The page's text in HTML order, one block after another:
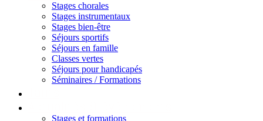
Stages chorales
Stages instrumentaux
Stages bien-être
Séjours sportifs
Séjours en famille
Classes vertes
Séjours pour handicapés
Séminaires / Formations
Stages et formations